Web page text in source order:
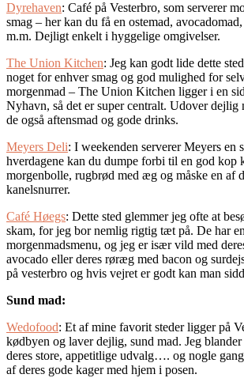
Dyrehaven: Café på Vesterbro, som serverer
smag – her kan du få en ostemad,
m.m. Dejligt enkelt i hyggelige omgivelser.
The Union Kitchen: Jeg kan godt lide dette
noget for enhver smag og god mulighed for
morgenmad – The Union Kitchen ligger i en
Nyhavn, så det er super centralt. Udover dejlig
de også aftensmad og gode drinks.
Meyers Deli: I weekenden serverer Meyers en
hverdagene kan du dumpe forbi til en god kop
morgenbolle, rugbrød med æg og måske en af
kanelsnurrer.
Café Høegs: Dette sted glemmer jeg ofte at
skam, for jeg bor nemlig rigtig tæt på. De har
morgenmadsmenu, og jeg er især vild med
avocado eller deres røræg med bacon og
på vesterbro og hvis vejret er godt kan man
Sund mad:
Wedofood: Et af mine favorit steder ligger på
kødbyen og laver dejlig, sund mad. Jeg
deres store, appetitlige udvalg…. og nogle
af deres gode kager med hjem i posen.